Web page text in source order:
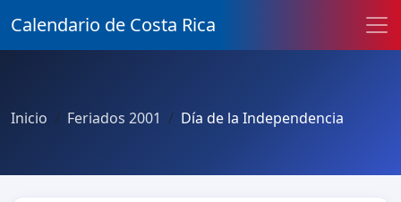
Calendario de Costa Rica
Inicio Feriados 2001 Día de la Independencia